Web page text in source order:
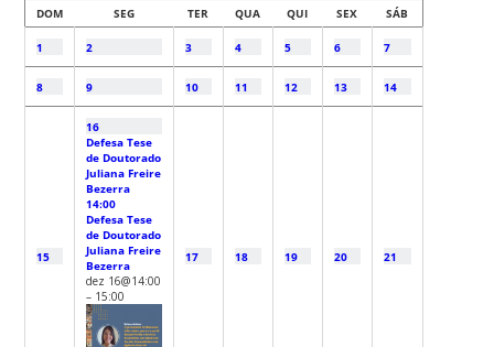
DOM
SEG TER QUA QUI SEX SÁB
1 2 3 4 5 6 7
8 9 10 11 12 13 14
15
16
Defesa Tese
de Doutorado
Juliana Freire
Bezerra
14:00
Defesa Tese
de Doutorado
Juliana Freire
Bezerra
dez 16@14:00
– 15:00
17 18 19 20 21